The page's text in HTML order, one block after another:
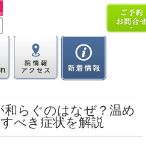
和らぐのはなぜ？温め
べき症状を解説